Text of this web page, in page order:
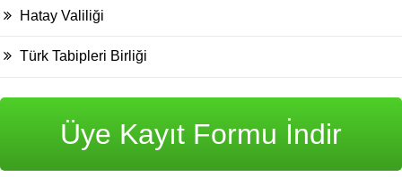
Hatay Valiliği
Türk Tabipleri Birliği
Üye Kayıt Formu İndir